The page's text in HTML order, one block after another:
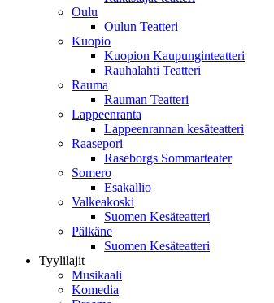
Oulu
Oulun Teatteri
Kuopio
Kuopion Kaupunginteatteri
Rauhalahti Teatteri
Rauma
Rauman Teatteri
Lappeenranta
Lappeenrannan kesäteatteri
Raasepori
Raseborgs Sommarteater
Somero
Esakallio
Valkeakoski
Suomen Kesäteatteri
Pälkäne
Suomen Kesäteatteri
Tyylilajit
Musikaali
Komedia